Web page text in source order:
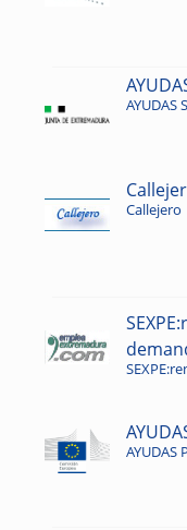
AYUDAS
Callejero
AYUDAS